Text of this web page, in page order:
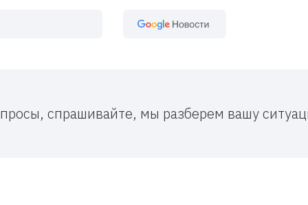
спрашивайте, мы разберем вашу